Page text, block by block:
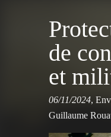
de
et
06/11/2024,
Guillaume